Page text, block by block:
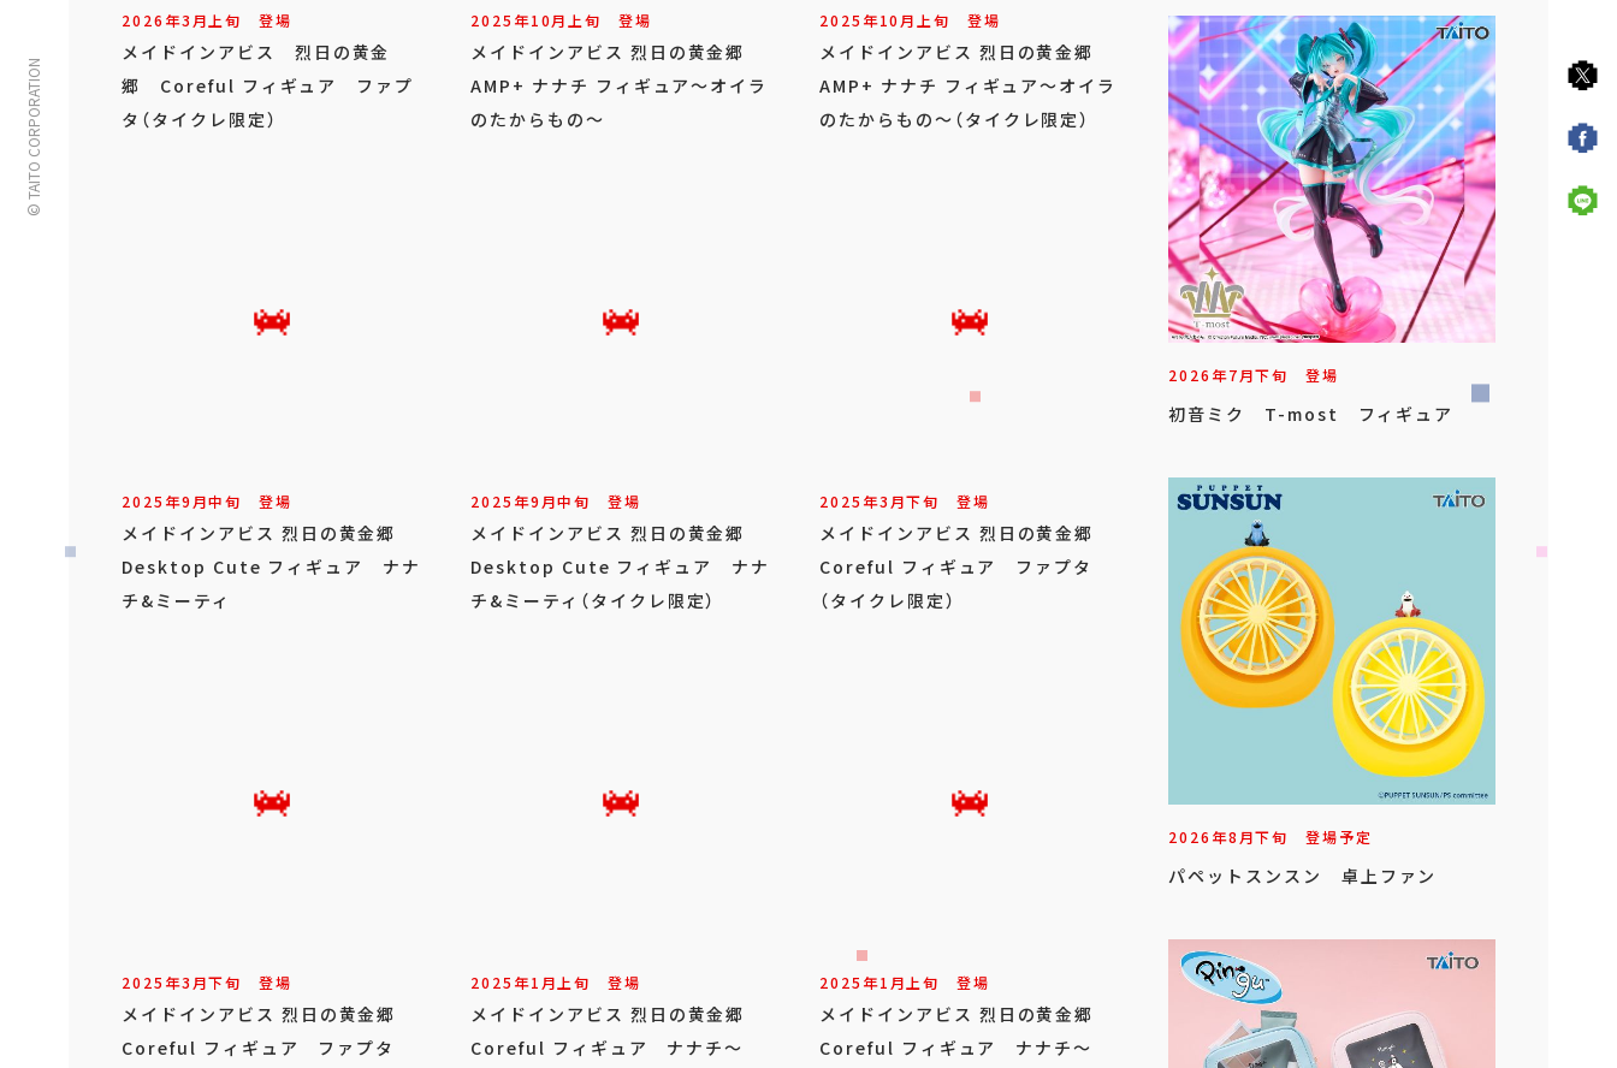
© TAITO CORPORATION
2026年3月上旬 登場
メイドインアビス 烈日の黄金
郷 Coreful フィギュア ファプ
タ（タイクレ限定）
2025年10月上旬 登場
メイドインアビス 烈日の黄金郷
AMP+ ナナチ フィギュア～オイラ
のたからもの～
2025年10月上旬 登場
メイドインアビス 烈日の黄金郷
AMP+ ナナチ フィギュア～オイラ
のたからもの～（タイクレ限定）
2025年9月中旬 登場
メイドインアビス 烈日の黄金郷
Desktop Cute フィギュア ナナ
チ&ミーティ
2025年9月中旬 登場
メイドインアビス 烈日の黄金郷
Desktop Cute フィギュア ナナ
チ&ミーティ（タイクレ限定）
2025年3月下旬 登場
メイドインアビス 烈日の黄金郷
Coreful フィギュア ファプタ
（タイクレ限定）
2025年3月下旬 登場
メイドインアビス 烈日の黄金郷
Coreful フィギュア ファプタ
2025年1月上旬 登場
メイドインアビス 烈日の黄金郷
Coreful フィギュア ナナチ～
2025年1月上旬 登場
メイドインアビス 烈日の黄金郷
Coreful フィギュア ナナチ～
2026年7月下旬 登場
初音ミク T-most フィギュア
2026年8月下旬 登場予定
パペットスンスン 卓上ファン